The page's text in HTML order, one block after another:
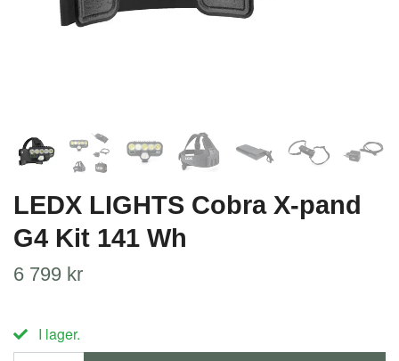
LEDX LIGHTS Cobra X-pand
G4 Kit 141 Wh
6 799 kr
I lager.